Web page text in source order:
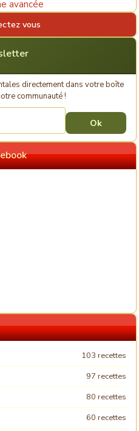
avancée
vous
directement dans votre boîte
communauté !
103 recettes
97 recettes
80 recettes
60 recettes